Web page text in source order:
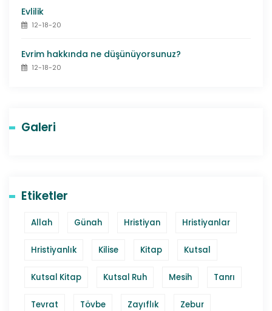
Evlilik
12-18-20
Evrim hakkında ne düşünüyorsunuz?
12-18-20
Galeri
Etiketler
Allah Günah Hristiyan Hristiyanlar
Hristiyanlık Kilise Kitap Kutsal
Kutsal Kitap Kutsal Ruh Mesih Tanrı
Tevrat Tövbe Zayıflık Zebur